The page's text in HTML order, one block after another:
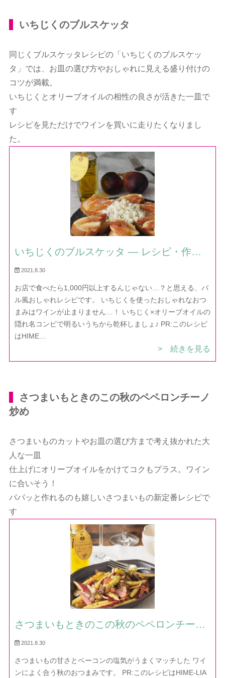
いちじくのブルスケッタ
同じくブルスケッタレシピの「いちじくのブルスケッ
タ」では、お皿の選び方やおしゃれに見える盛り付けの
コツが満載。
いちじくとオリーブオイルの相性の良さが活きた一皿で
す
レシピを見ただけでワインを買いに走りたくなりまし
た。
いちじくのブルスケッタ — レシピ・作り
方｜ほだか村お料理びより
2021.8.30
お店で食べたら1,000円以上するんじゃない…？と思える、バ
ル風おしゃれレシピです。 いちじくを使ったおしゃれなおつ
まみはワインが止まりません…！ いちじく×オリーブオイルの
隠れ名コンビで明るいうちから乾杯しましょ♪ PR:このレシピ
はHIME…
> 続きを見る
さつまいもときのこの秋のペペロンチーノ
炒め
さつまいものカットやお皿の選び方まで考え抜かれた大
人な一皿
仕上げにオリーブオイルをかけてコクもプラス。ワイン
に合いそう！
パパッと作れるのも嬉しいさつまいもの新定番レシピで
す
さつまいもときのこの秋のペペロンチーノ
炒め — レシピ・作り方｜ほだか村お料理
びより
2021.8.30
さつまいもの甘さとベーコンの塩気がうまくマッチした ワイ
ンによく合う秋のおつまみです。 PR:このレシピはHIME-LIA